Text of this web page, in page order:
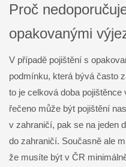
Proč
opakovanými
V případě pojištění s
podmínku, která bývá často
to je celková doba
řečeno může být pojištění
v zahraničí, pak se na jeden
do zahraničí. Současně ale
že musíte být v ČR